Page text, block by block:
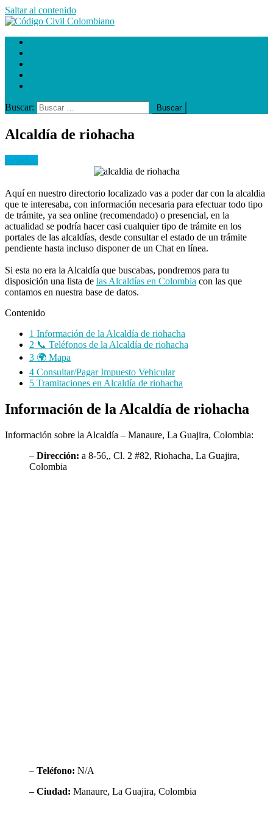
Saltar al contenido
Código Civil Colombiano
Buscar:
Alcaldía de riohacha
alcaldias
Aquí en nuestro directorio localizado vas a poder dar con la alcaldia
que te interesaba, con información necesaria para efectuar todo tipo
de trámite, ya sea online (recomendado) o presencial, en la
actualidad se podría hacer casi cualquier tipo de trámite en los
portales de las alcaldías, desde consultar el estado de un trámite
pendiente hasta incluso disponer de un Chat en línea.
Si esta no era la Alcaldía que buscabas, pondremos para tu
disposición una lista de las Alcaldías en Colombia con las que
contamos en nuestra base de datos.
Contenido
1 Información de la Alcaldía de riohacha
2 📞 Teléfonos de la Alcaldía de riohacha
3 🌍 Mapa
4 Consultar/Pagar Impuesto Vehicular
5 Tramitaciones en Alcaldía de riohacha
Información de la Alcaldía de riohacha
Información sobre la Alcaldía – Manaure, La Guajira, Colombia:
– Dirección: a 8-56,, Cl. 2 #82, Riohacha, La Guajira,
Colombia
– Teléfono: N/A
– Ciudad: Manaure, La Guajira, Colombia